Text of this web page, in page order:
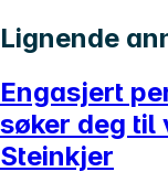
Lignende
Engasjert
søker deg til
Steinkjer